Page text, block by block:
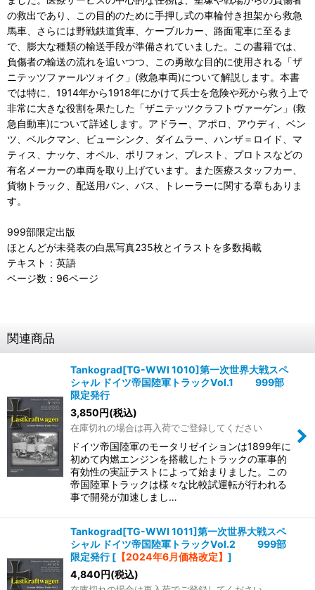
の救出であり、この目的のために手押し式の車輪付き担架から救急
馬車、さらには野戦鉄道貨車、ケーブルカー、路面電車に至るま
で、膨大な種類の輸送手段が準備されていました。 この書籍では、
負傷者の輸送の流れを追いつつ、この勇敢な目的に使用される「ザ
ニテッツファールツォイク」(救急車両)について解説します。 本書
では特に、1914年から1918年にかけて兵士を危険や死から救う上で
非常に大きな役割を果たした「ザニテッツクラフトヴァーゲン」(救
急自動車)について詳述します。アドラー、アポロ、アウディ、ベン
ツ、ベルクマン、ビューシンク、ダイムラー、ハンザ＝ロイド、マ
ティス、ナッケ、オペル、ポリフォン、プレスト、プロトスなどの
有名メーカーの車両を取り上げています。また医療スタッフカー、
貨物トラック、配送用バン、バス、トレーラーに関する章もありま
す。
999部限定出版
ほとんどが未発表の白黒写真235枚とイラストを多数掲載
テキスト：英語
ページ数：96ページ
関連商品
Tankograd[TG-WWI 1010]第一次世界大戦スペ
シャル ドイツ帝国陸軍トラックVol.1 999部
限定発行
3,850円(税込)
在庫切れの場合は再入荷でご登録してください
ドイツ帝国陸軍のモータリゼイションは1899年に
初めて内燃エンジンを搭載したトラックの軍事的
有効性の実証テストによって始まりました。この
帝国陸軍トラックは様々な比較試運転が行われる
事で開発が加速しまし…
Tankograd[TG-WWI 1011]第一次世界大戦スペ
シャル ドイツ帝国陸軍トラックVol.2 999部
限定発行 [ 【2024年6月価格改定】 ]
4,840円(税込)